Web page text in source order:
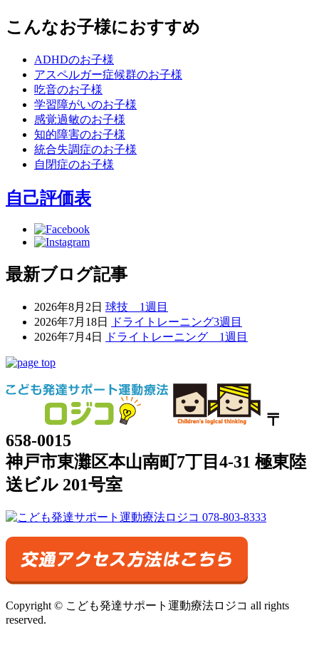
こんなお子様におすすめ
ADHDのお子様
アスペルガー症候群のお子様
吃音のお子様
学習障がいのお子様
感覚過敏のお子様
知的障害のお子様
統合失調症のお子様
自閉症のお子様
自己評価表
最新ブログ記事
2026年8月2日 球技 1週目
2026年7月18日
ドライトレーニング3週目
2026年7月4日
ドライトレーニング 1週目
〒
658-0015
神戸市東灘区本山南町7丁目4-31 極東陸
送ビル 201号室
Copyright © こども発達サポート運動療法ロジコ all rights
reserved.